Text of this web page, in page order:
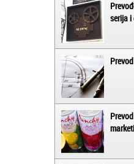
serija i